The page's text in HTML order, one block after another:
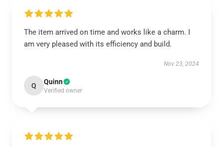
The item arrived on time and works like a charm. I
am very pleased with its efficiency and build.
Nov 23, 2024
Q Quinn
Verified owner